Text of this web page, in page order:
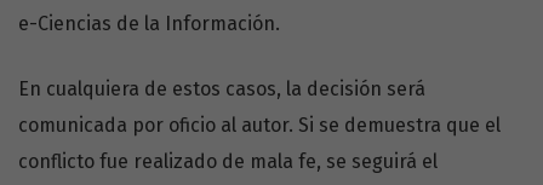
e-Ciencias de la Información.
En cualquiera de estos casos, la decisión será
comunicada por oficio al autor. Si se demuestra que el
conflicto fue realizado de mala fe, se seguirá el